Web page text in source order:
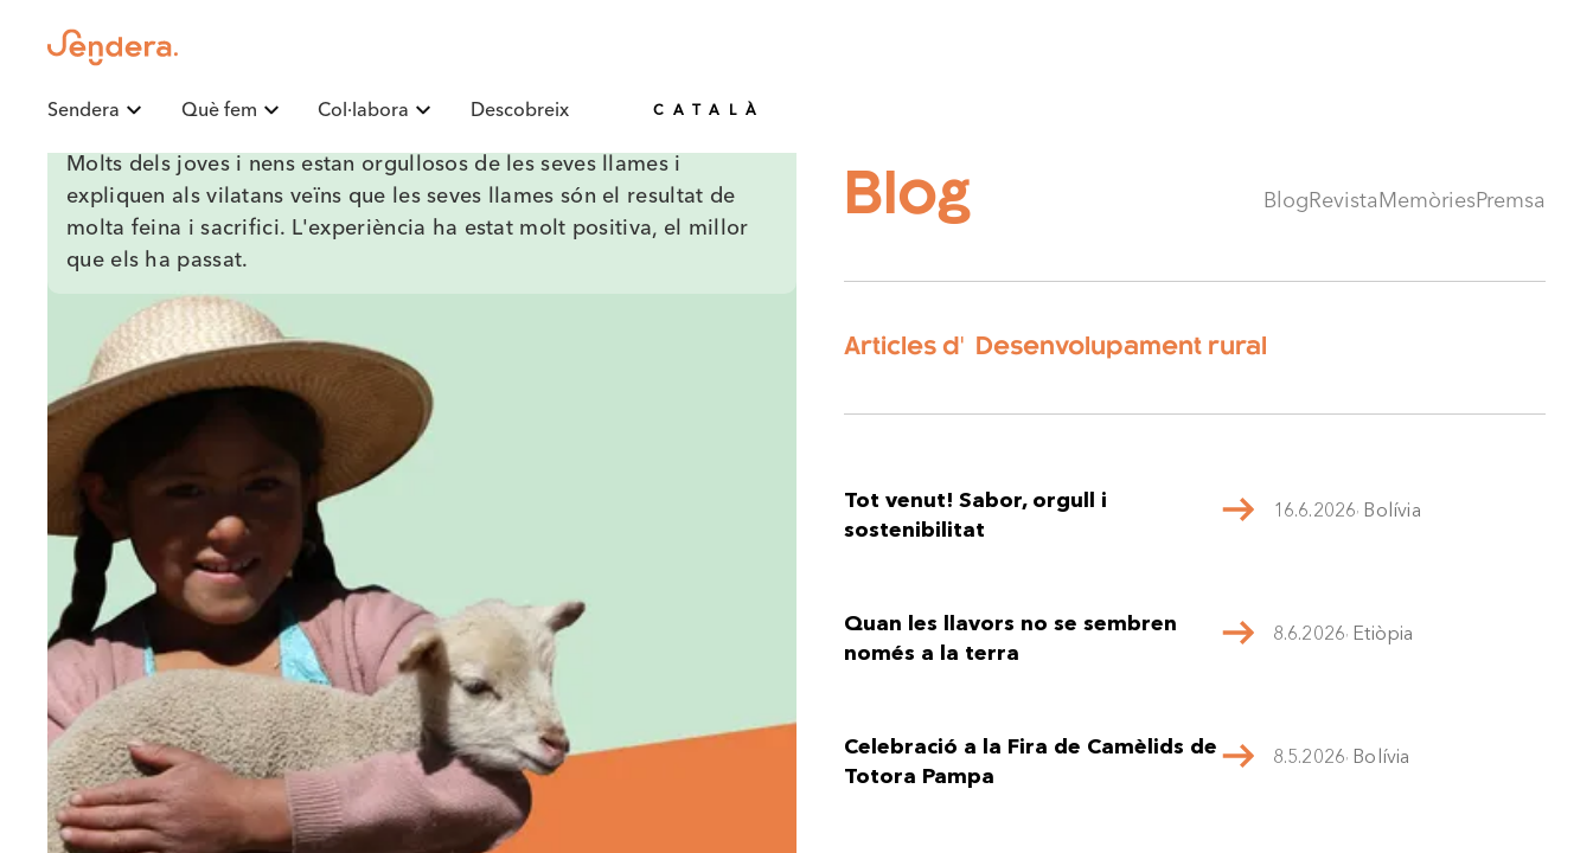
Sendera Què fem Col·labora Descobreix CATALÀ
Molts dels joves i nens estan orgullosos de les seves llames i
expliquen als vilatans veïns que les seves llames són el resultat de
molta feina i sacrifici. L'experiència ha estat molt positiva, el millor
que els ha passat.
Blog BlogRevistaMemòriesPremsa
Articles d' Desenvolupament rural
Tot venut! Sabor, orgull i
sostenibilitat
16.6.2026, Bolívia
Quan les llavors no se sembren
només a la terra
8.6.2026, Etiòpia
Celebració a la Fira de Camèlids de
Totora Pampa
8.5.2026, Bolívia